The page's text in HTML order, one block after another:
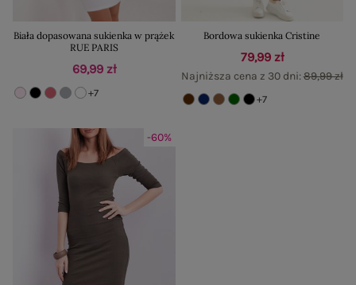
Biała dopasowana sukienka w prążek
RUE PARIS
69,99 zł
+7
Bordowa sukienka Cristine
79,99 zł
Najniższa cena z 30 dni:89,99 zł
+7
-60%